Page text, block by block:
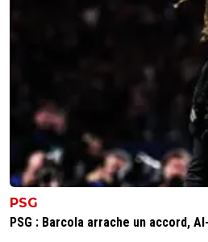
23 juin
A ce niveau là, on n'a
mrzeyrox-86
Encore une excuse.... Après
trop haut, ensuite parce que
qui ce cassé le petit doigt....
et arrivé en été c'est l'été
PSG
PSG : Barcola arrache un accord,